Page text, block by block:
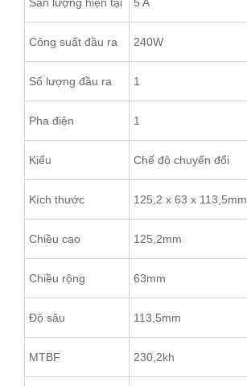
Công suất đầu ra 240W
Số lượng đầu ra 1
Pha điện 1
Kiểu Chế độ chuyển đổi
Kích thước 125,2 x 63 x 113,5mm
Chiều cao 125,2mm
Chiều rộng 63mm
Độ sâu 113,5mm
MTBF 230,2kh